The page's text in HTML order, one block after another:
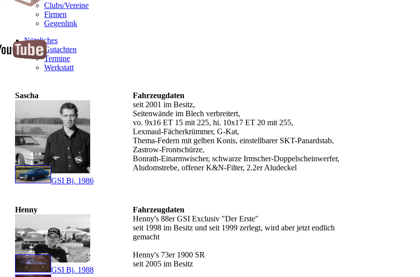
Clubs/Vereine
Firmen
Gegenlink
Nützliches
Gutachten
Termine
Werkstatt
Sascha
GSI Bj. 1986
Fahrzeugdaten
seit 2001 im Besitz,
Seitenwände im Blech verbreitert,
vo. 9x16 ET 15 mit 225, hi. 10x17 ET 20 mit 255,
Lexmaul-Fächerkrümmer, G-Kat,
Thema-Federn mit gelben Konis, einstellbarer SKT-Panardstab,
Zastrow-Frontschürze,
Bonrath-Einarmwischer, schwarze Irmscher-Doppelscheinwerfer,
Aludomstrebe, offener K&N-Filter, 2.2er Aludeckel
Henny
GSI Bj. 1988
Fahrzeugdaten
Henny's 88er GSI Exclusiv "Der Erste"
seit 1998 im Besitz und seit 1999 zerlegt, wird aber jetzt endlich
gemacht
Henny's 73er 1900 SR
seit 2005 im Besitz